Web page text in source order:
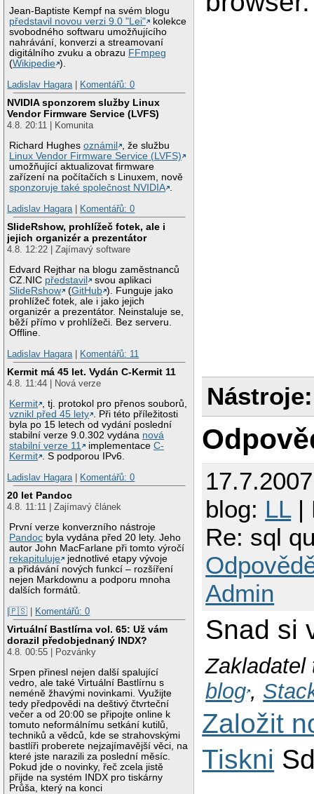
Jean-Baptiste Kempf na svém blogu
představil novou verzi 9.0 "Lei"
kolekce
svobodného softwaru umožňujícího
nahrávání, konverzi a streamovaní
digitálního zvuku a obrazu FFmpeg
(Wikipedie ).
Ladislav Hagara
Komentářů: 0
NVIDIA sponzorem služby Linux
Vendor Firmware Service (LVFS)
4.8. 20:11 | Komunita
Richard Hughesoznámil
, že službu
Linux Vendor Firmware Service (LVFS)
umožňující aktualizovat firmware
zařízení na počítačích s Linuxem, nově
sponzoruje také společnost NVIDIA .
Ladislav Hagara | Komentářů: 0
SlideRshow, prohlížeč fotek, ale i
jejich organizér a prezentátor
4.8. 12:22 | Zajímavý software
Edvard Rejthar na blogu zaměstnanců
CZ.NIC představil
svou aplikaci
SlideRshow
(GitHub ). Funguje jako
prohlížeč fotek, ale i jako jejich
organizér a prezentátor. Neinstaluje se,
běží přímo v prohlížeči. Bez serveru.
Offline.
Ladislav Hagara | Komentářů: 11
Kermit má 45 let. Vydán C-Kermit 11
4.8. 11:44 | Nová verze
Kermit , tj. protokol pro přenos souborů,
vznikl před 45 lety . Při této příležitosti
byla po 15 letech od vydání poslední
stabilní verze 9.0.302 vydána nová
stabilní verze 11
implementaceC-
Kermit . S podporou IPv6.
Ladislav Hagara | Komentářů: 0
20 let Pandoc
4.8. 11:11 | Zajímavý článek
První verze konverzního nástroje
Pandoc byla vydána před 20 lety. Jeho
autor John MacFarlane při tomto výročí
rekapituluje
jednotlivé etapy vývoje
a přidávání nových funkcí – rozšíření
nejen Markdownu a podporu mnoha
dalších formátů.
|🇵🇸 | Komentářů: 0
Virtuální Bastlírna vol. 65: Už vám
dorazil předobjednaný INDX?
4.8. 00:55 | Pozvánky
Srpen přinesl nejen další spalující
vedro, ale také Virtuální Bastlírnu s
neméně žhavými novinkami. Využijte
tedy předpovědi na deštivý čtvrteční
večer a od 20:00 se připojte online k
tomuto neformálnímu setkání kutilů,
techniků a vědců, kde se strahovskými
bastlíři proberete nejzajímavější věci, na
které jste narazili za poslední měsíc.
Pokud jde o novinky, řeč zcela jistě
přijde na systém INDX pro tiskárny
Průša, který na konci
Nástroje:
blog: LL|
Re: sql
Admin
Snad si
blog ,
Založit
Tiskni